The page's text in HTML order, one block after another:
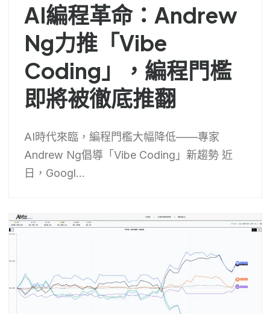
AI編程革命：Andrew
Ng力推「Vibe
Coding」，編程門檻
即將被徹底推翻
AI時代來臨，編程門檻大幅降低——專家
Andrew Ng倡導「Vibe Coding」新趨勢 近
日，Googl...